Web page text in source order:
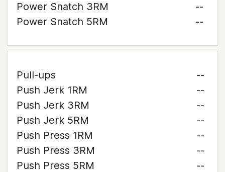
Power Snatch 3RM
--
Power Snatch 5RM
--
Pull-ups
--
Push Jerk 1RM
--
Push Jerk 3RM
--
Push Jerk 5RM
--
Push Press 1RM
--
Push Press 3RM
--
Push Press 5RM
--